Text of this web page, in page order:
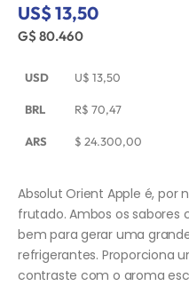
US$ 13,50
G$ 80.460
USD U$ 13,50
BRL R$ 70,47
ARS $ 24.300,00
Absolut Orient Apple é, por
frutado. Ambos os
bem para gerar uma
refrigerantes. Proporciona
contraste com o aroma